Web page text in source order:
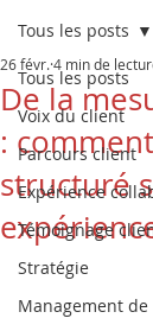
Tous les posts
Voix du client
Parcours client
Expérience
Témoignage
Stratégie
Management de
Tous les posts
De la
:
structuré
26 févr.4 min de